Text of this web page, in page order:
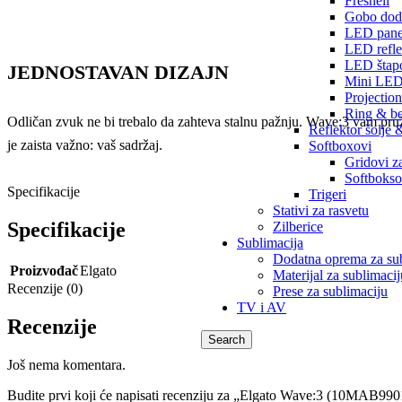
Gobo
LED
LED
LED
Mini
Ring &
Reflektor šolje
Softboxovi
Gridovi
Trigeri
Stativi za rasvetu
Zilberice
Sublimacija
Dodatna oprema za
Materijal za
Prese za sublimaciju
TV i AV
Search
JEDNOSTAVAN DIZAJN
Odličan zvuk ne bi trebalo da zahteva stalnu pažnju. Wave:3 vam
je zaista važno: vaš sadržaj.
Specifikacije
Specifikacije
ProizvođačElgato
Recenzije (0)
Recenzije
Još nema komentara.
Budite prvi koji će napisati recenziju za „Elgato Wave:3